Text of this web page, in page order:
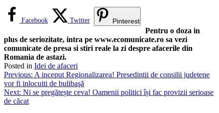
Facebook Twitter Pinterest
Pentru o doza in
plus de seriozitate, intra pe www.ecomunicate.ro sa vezi
comunicate de presa si stiri reale la zi despre afacerile din
Romania de astazi.
Posted in Idei de afaceri
Navigare
în
articole
Previous: A inceput Regionalizarea! Presedintii de consilii judetene
vor fi inlocuiti de bulibaşă
Next: Ni se pregătește ceva! Oamenii politici își fac provizii serioase
de căcat